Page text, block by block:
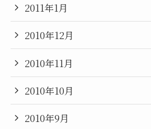
2011年1月
2010年12月
2010年11月
2010年10月
2010年9月